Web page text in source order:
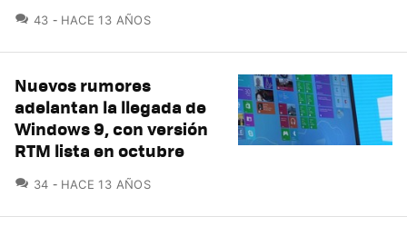
43 COMENTARIOS
HACE 13 AÑOS
Nuevos rumores
adelantan la llegada de
Windows 9, con versión
RTM lista en octubre
34 COMENTARIOS
HACE 13 AÑOS